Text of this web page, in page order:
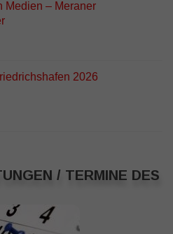
Medien – Meraner
2026
/ TERMINE DES